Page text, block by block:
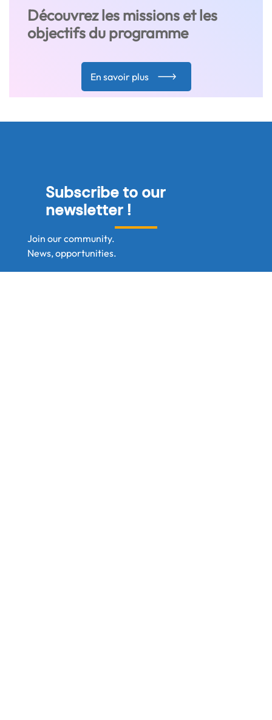
Découvrez les missions et les
objectifs du programme
En savoir plus
Subscribe to our
newsletter !
Join our community.
News, opportunities.